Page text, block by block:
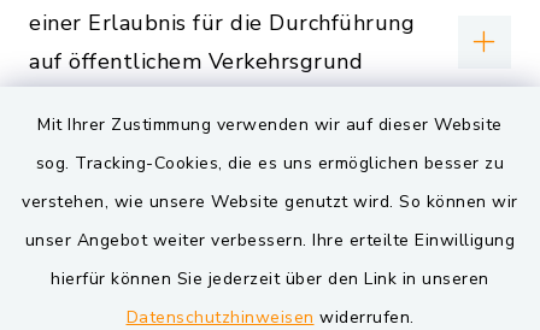
Mit Ihrer Zustimmung verwenden wir auf dieser Website
sog. Tracking-Cookies, die es uns ermöglichen besser zu
verstehen, wie unsere Website genutzt wird. So können wir
unser Angebot weiter verbessern. Ihre erteilte Einwilligung
hierfür können Sie jederzeit über den Link in unseren
Datenschutzhinweisen widerrufen.
einer Erlaubnis für die Durchführung
auf öffentlichem Verkehrsgrund
Verkehrsregelnde Maßnahmen;
Antrag auf Anordnung (Formular)
Verkehrsregelnde Maßnahmen;
Antrag auf Anordnung (Online-